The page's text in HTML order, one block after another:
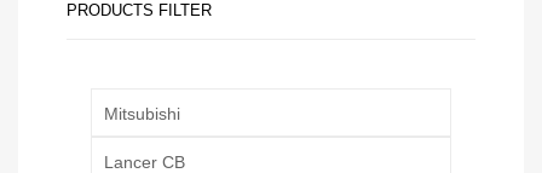
PRODUCTS FILTER